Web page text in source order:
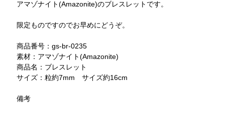
アマゾナイト(Amazonite)のブレスレットです。
限定ものですのでお早めにどうぞ。
商品番号：gs-br-0235
素材：アマゾナイト(Amazonite)
商品名：ブレスレット
サイズ：粒約7mm サイズ約16cm
備考